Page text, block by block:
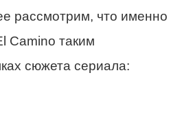
рассмотрим, что именно
Camino таким
сюжета сериала: